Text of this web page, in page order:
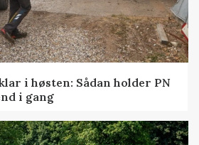
i høsten: Sådan holder PN
i gang